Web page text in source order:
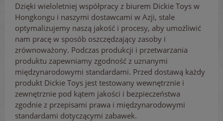
Dzięki wieloletniej współpracy z biurem Dickie Toys w
Hongkongu i naszymi dostawcami w Azji, stale
optymalizujemy naszą jakość i procesy, aby umożliwić
nam pracę w sposób oszczędzający zasoby i
zrównoważony. Podczas produkcji i przetwarzania
produktu zapewniamy zgodność z uznanymi
międzynarodowymi standardami. Przed dostawą każdy
produkt Dickie Toys jest testowany wewnętrznie i
zewnętrznie pod kątem jakości i bezpieczeństwa
zgodnie z przepisami prawa i międzynarodowymi
standardami dotyczącymi zabawek.